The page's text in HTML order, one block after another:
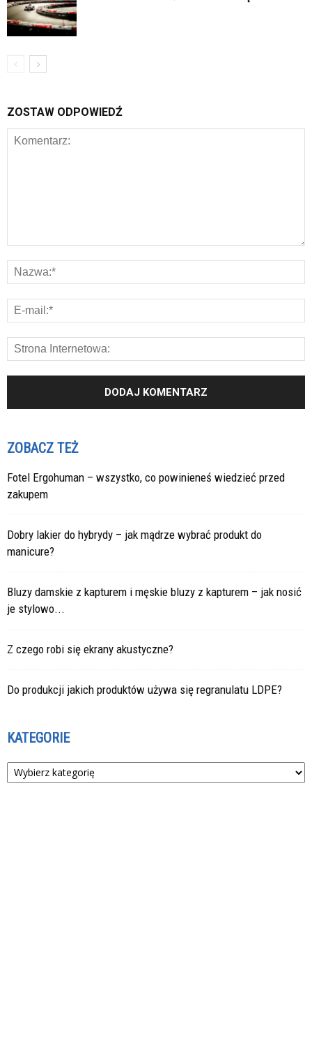
ZOSTAW ODPOWIEDŹ
ZOBACZ TEŻ
Fotel Ergohuman – wszystko, co powinieneś wiedzieć przed
zakupem
Dobry lakier do hybrydy – jak mądrze wybrać produkt do
manicure?
Bluzy damskie z kapturem i męskie bluzy z kapturem – jak nosić
je stylowo...
Z czego robi się ekrany akustyczne?
Do produkcji jakich produktów używa się regranulatu LDPE?
KATEGORIE
Kategorie